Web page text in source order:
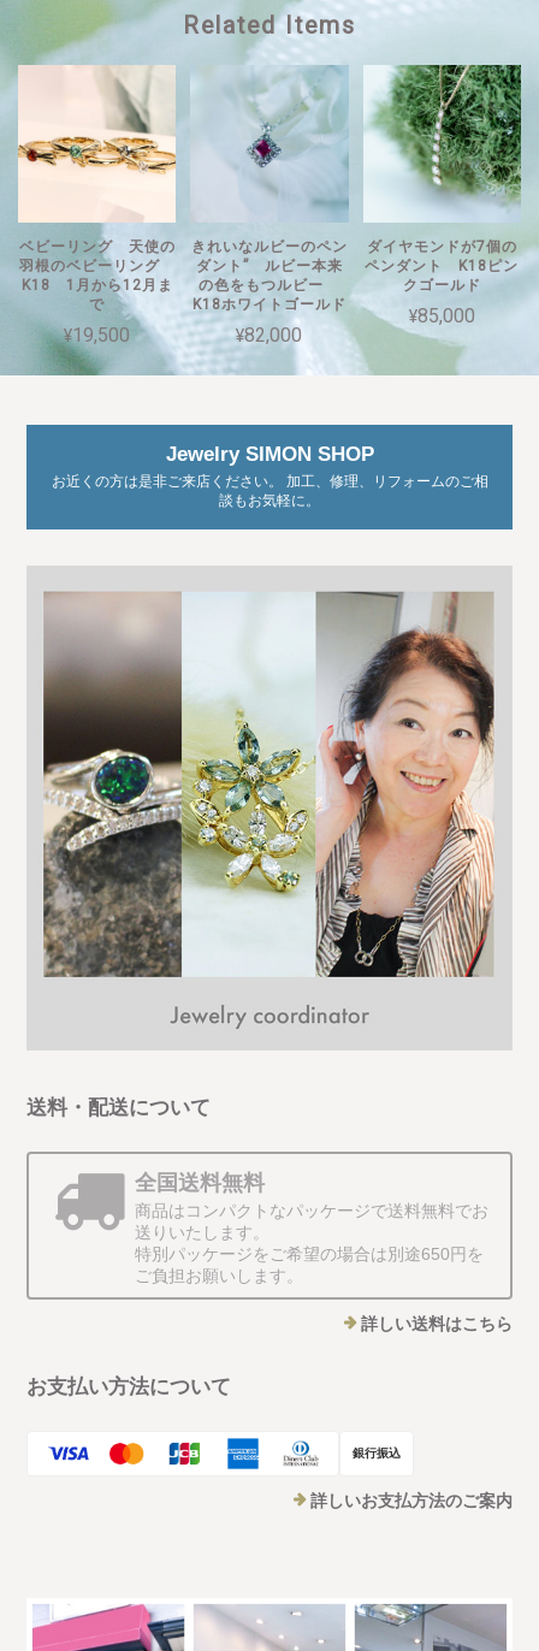
Related Items
ベビーリング 天使の
羽根のベビーリング
K18 1月から12月ま
で
¥19,500
きれいなルビーのペン
ダント” ルビー本来
の色をもつルビー
K18ホワイトゴールド
¥82,000
ダイヤモンドが7個の
ペンダント K18ピン
クゴールド
¥85,000
Jewelry SIMON SHOP
お近くの方は是非ご来店ください。 加工、修理、リフォームのご相
談もお気軽に。
送料・配送について
全国送料無料
商品はコンパクトなパッケージで送料無料でお
送りいたします。
特別パッケージをご希望の場合は別途650円を
ご負担お願いします。
詳しい送料はこちら
お支払い方法について
銀行振込
詳しいお支払方法のご案内